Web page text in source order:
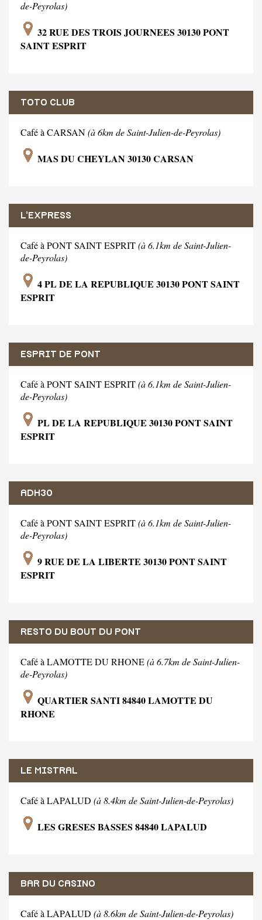
de-Peyrolas)
32 RUE DES TROIS JOURNEES 30130 PONT
SAINT ESPRIT
TOTO CLUB
Café à CARSAN(à 6km de Saint-Julien-de-Peyrolas)
MAS DU CHEYLAN 30130 CARSAN
L'EXPRESS
Café à PONT SAINT ESPRIT(à 6.1km de Saint-Julien-
de-Peyrolas)
4 PL DE LA REPUBLIQUE 30130 PONT SAINT
ESPRIT
ESPRIT DE PONT
Café à PONT SAINT ESPRIT(à 6.1km de Saint-Julien-
de-Peyrolas)
PL DE LA REPUBLIQUE 30130 PONT SAINT
ESPRIT
ADH30
Café à PONT SAINT ESPRIT(à 6.1km de Saint-Julien-
de-Peyrolas)
9 RUE DE LA LIBERTE 30130 PONT SAINT
ESPRIT
RESTO DU BOUT DU PONT
Café à LAMOTTE DU RHONE(à 6.7km de Saint-Julien-
de-Peyrolas)
QUARTIER SANTI 84840 LAMOTTE DU
RHONE
LE MISTRAL
Café à LAPALUD (à 8.4km de Saint-Julien-de-Peyrolas)
LES GRESES BASSES 84840 LAPALUD
BAR DU CASINO
Café à LAPALUD (à 8.6km de Saint-Julien-de-Peyrolas)